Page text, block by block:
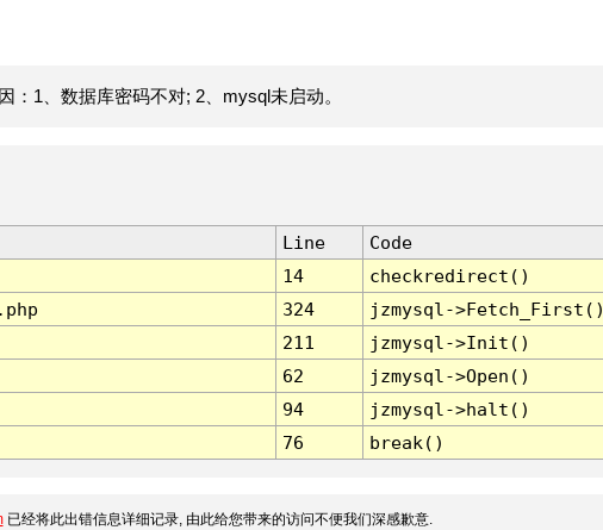
：1、数据库密码不对; 2、mysql未启动。
Line
Code
14
checkredirect()
324
jzmysql-
211
jzmysql->Init()
62
jzmysql->Open()
94
jzmysql->halt()
76 break()
已经将此出错信息详细记录, 由此给您带来的访问不便我们深感歉意.